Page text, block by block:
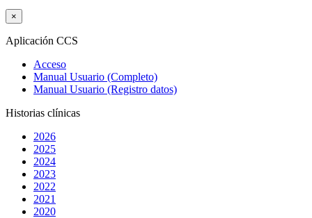
×
Aplicación CCS
Acceso
Manual Usuario (Completo)
Manual Usuario (Registro datos)
Historias clínicas
2026
2025
2024
2023
2022
2021
2020